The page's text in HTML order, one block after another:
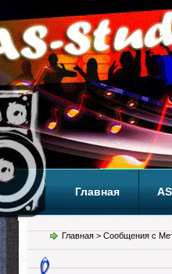
Главная
Теги ТОП
Главная > Сообщения с